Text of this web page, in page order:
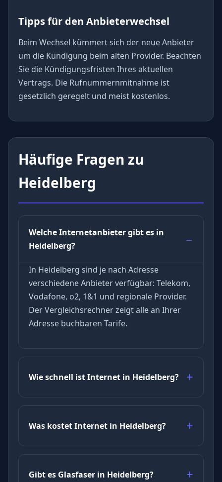
Tipps für den Anbieterwechsel
Beim Wechsel kümmert sich der neue Anbieter
um die Kündigung beim alten Provider. Beachten
Sie die Kündigungsfristen Ihres aktuellen
Vertrags. Die Rufnummernmitnahme ist
gesetzlich geregelt und meist kostenlos.
Häufige Fragen zu
Heidelberg
Welche Internetanbieter gibt es in
Heidelberg?
In Heidelberg sind je nach Adresse
verschiedene Anbieter verfügbar: Telekom,
Vodafone, o2, 1&1 und regionale Provider.
Der Vergleichsrechner zeigt alle an Ihrer
Adresse buchbaren Tarife.
Wie schnell ist Internet in Heidelberg?
Was kostet Internet in Heidelberg?
Gibt es Glasfaser in Heidelberg?